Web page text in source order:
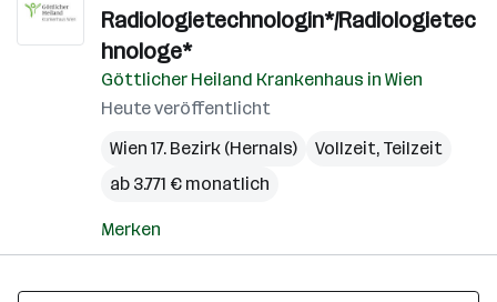
Radiologietechnologin*/Radiologietec
hnologe*
Göttlicher Heiland Krankenhaus in Wien
Heute veröffentlicht
Wien 17. Bezirk (Hernals)
Vollzeit, Teilzeit
ab 3.771 € monatlich
Merken